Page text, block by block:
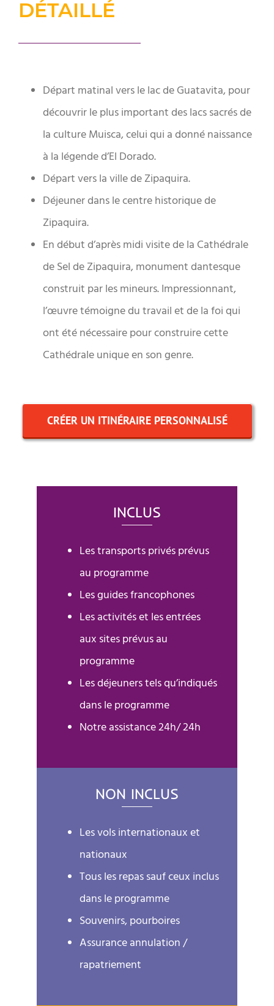
DÉTAILLÉ
Départ matinal vers le lac de Guatavita, pour
découvrir le plus important des lacs sacrés de
la culture Muisca, celui qui a donné naissance
à la légende d’El Dorado.
Départ vers la ville de Zipaquira.
Déjeuner dans le centre historique de
Zipaquira.
En début d’après midi visite de la Cathédrale
de Sel de Zipaquira, monument dantesque
construit par les mineurs. Impressionnant,
l’œuvre témoigne du travail et de la foi qui
ont été nécessaire pour construire cette
Cathédrale unique en son genre.
CRÉER UN ITINÉRAIRE PERSONNALISÉ
INCLUS
Les transports privés prévus
au programme
Les guides francophones
Les activités et les entrées
aux sites prévus au
programme
Les déjeuners tels qu’indiqués
dans le programme
Notre assistance 24h/ 24h
NON INCLUS
Les vols internationaux et
nationaux
Tous les repas sauf ceux inclus
dans le programme
Souvenirs, pourboires
Assurance annulation /
rapatriement